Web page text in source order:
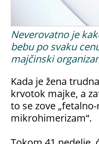
Neverovatno je
bebu po svaku
majčinski
Kada je žena
krvotok majke, a
to se zove
mikrohimerizam“.